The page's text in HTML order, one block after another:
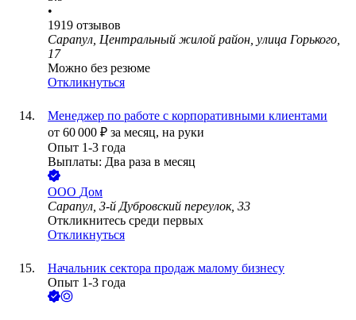
•
1919 отзывов
Сарапул, Центральный жилой район, улица Горького,
17
Можно без резюме
Откликнуться
Менеджер по работе с корпоративными клиентами
от 60 000 ₽ за месяц, на руки
Опыт 1-3 года
Выплаты: Два раза в месяц
ООО Дом
Сарапул, 3-й Дубровский переулок, 33
Откликнитесь среди первых
Откликнуться
Начальник сектора продаж малому бизнесу
Опыт 1-3 года